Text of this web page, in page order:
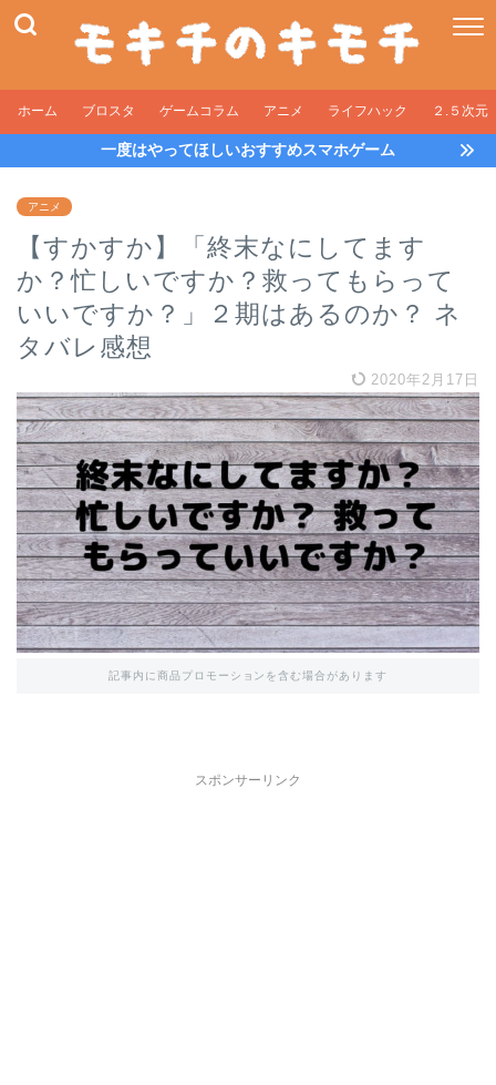
ホーム ブロスタ ゲームコラム アニメ ライフハック ２.５次元
一度はやってほしいおすすめスマホゲーム
アニメ
【すかすか】「終末なにしてます
か？忙しいですか？救ってもらって
いいですか？」２期はあるのか？ ネ
タバレ感想
2020年2月17日
記事内に商品プロモーションを含む場合があります
スポンサーリンク